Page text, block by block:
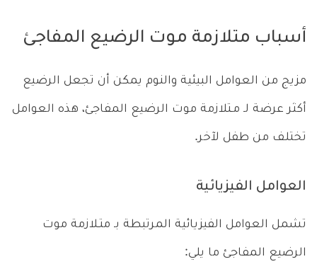
أسباب متلازمة موت الرضيع المفاجئ
مزيج من العوامل البيئية والنوم يمكن أن تجعل الرضيع
أكثر عرضة لـ مـتلازمة موت الرضيع المفاجئ، هذه العوامل
تختلف من طفل لآخر.
العوامل الفيزيائية
تشمل العوامل الفيزيائية المرتبطة بـ متـلازمة موت
الرضيع المفاجئ ما يلي: